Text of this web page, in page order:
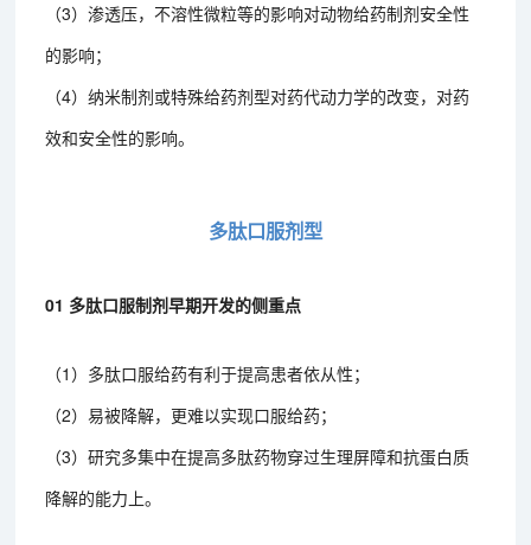
（3）渗透压，不溶性微粒等的影响对动物给药制剂安全性
的影响；
（4）纳米制剂或特殊给药剂型对药代动力学的改变，对药
效和安全性的影响。
多肽口服剂型
01 多肽口服制剂早期开发的侧重点
（1）多肽口服给药有利于提高患者依从性；
（2）易被降解，更难以实现口服给药；
（3）研究多集中在提高多肽药物穿过生理屏障和抗蛋白质
降解的能力上。